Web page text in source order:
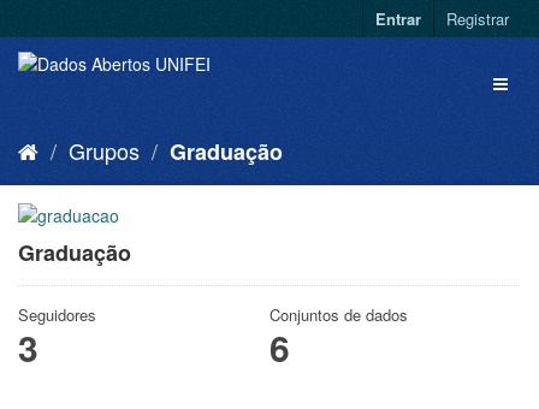
Entrar Registrar
Grupos Graduação
Graduação
Seguidores
3
Conjuntos de dados
6